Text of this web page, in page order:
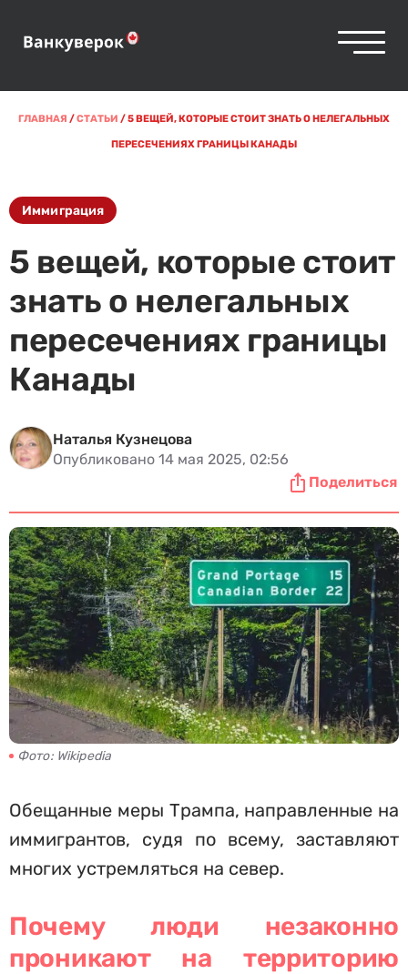
ГЛАВНАЯ /СТАТЬИ /5 ВЕЩЕЙ, КОТОРЫЕ СТОИТ ЗНАТЬ О НЕЛЕГАЛЬНЫХ
ПЕРЕСЕЧЕНИЯХ ГРАНИЦЫ КАНАДЫ
Иммиграция
5 вещей, которые стоит
знать о нелегальных
пересечениях границы
Канады
Наталья Кузнецова
Опубликовано 14 мая 2025, 02:56
Поделиться
Фото: Wikipedia
Обещанные меры Трампа, направленные на
иммигрантов, судя по всему, заставляют
многих устремляться на север.
Почему люди незаконно
проникают на территорию